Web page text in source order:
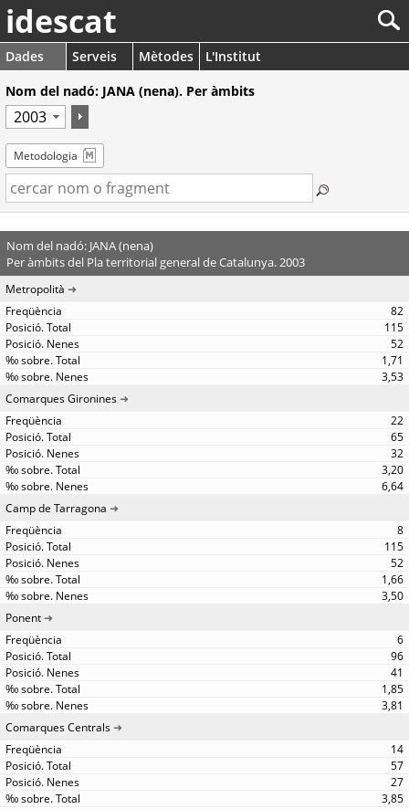
idescat
Dades Serveis Mètodes
L'Institut
Nom del nadó: JANA (nena). Per àmbits
Metodologia
Nom del nadó: JANA (nena)
Per àmbits del Pla territorial general de Catalunya. 2003
Metropolità
82
115
52
1,71
3,53
Comarques Gironines
22
65
32
3,20
6,64
Camp de Tarragona
8
115
52
1,66
3,50
Ponent
6
96
41
1,85
3,81
Comarques Centrals
14
57
27
3,85